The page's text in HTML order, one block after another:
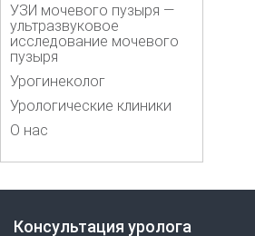
УЗИ мочевого пузыря —
ультразвуковое
исследование мочевого
пузыря
Урогинеколог
Урологические клиники
О нас
Консультация уролога